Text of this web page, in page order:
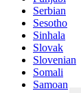
Serbian
Sesotho
Sinhala
Slovak
Slovenian
Somali
Samoan